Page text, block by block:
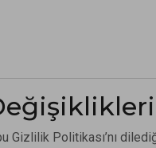
Gizlilik Politikası’nı